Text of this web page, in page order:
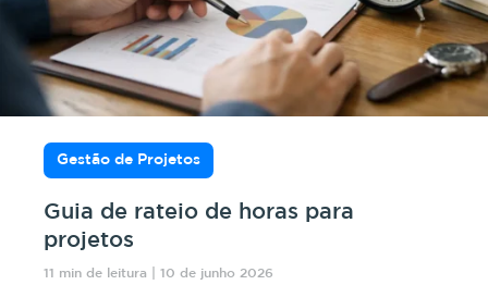
Gestão de Projetos
Guia de rateio de horas para
projetos
11 min de leitura | 10 de junho 2026